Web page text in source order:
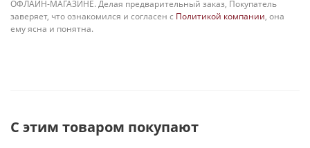
ОФЛАЙН-МАГАЗИНЕ. Делая предварительный заказ, Покупатель
заверяет, что ознакомился и согласен с Политикой компании, она
ему ясна и понятна.
С этим товаром покупают